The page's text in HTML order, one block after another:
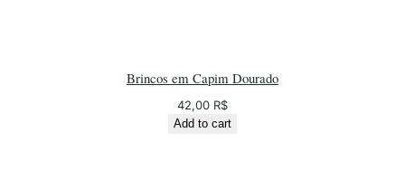
Brincos em Capim Dourado
42,00 R$
Add to cart